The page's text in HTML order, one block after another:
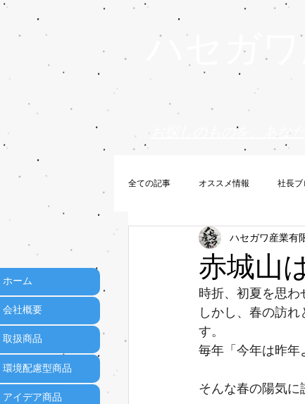
ハセガ
お探しのものを、あな
全ての記事 オススメ情報 社長ブ
赤城山
ハセガワ産業有
時折、初夏を思わ
しかし、春の訪
す。
毎年「今年は昨年
そんな春の陽気に
ホーム
会社概要
取扱商品
環境配慮型商品
アイデア商品